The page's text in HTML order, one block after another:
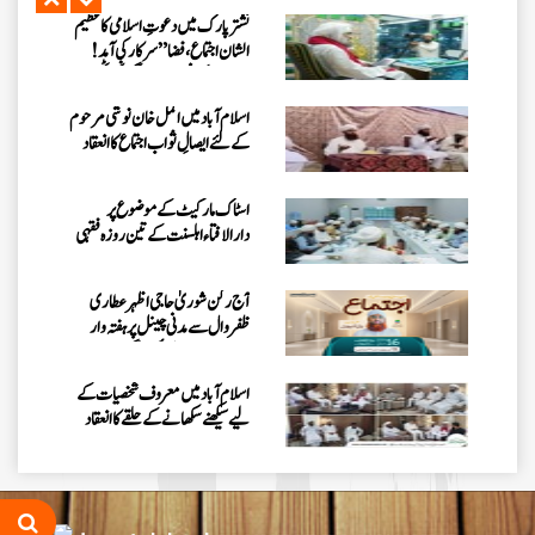
نشتر پارک میں دعوتِ اسلامی کا عظیم
الشان اجتماع، فضا ”سرکار کی آمد !
اسلام آبادمیں اکمل خان نوشی مرحوم
کے لئے ایصالِ ثواب اجتماع کا انعقاد
اسٹاک مارکیٹ کے موضوع پر
دارالافتاء اہلسنت کے تین روزہ فقہی
آج رکن شوریٰ حاجی اظہرعطاری
ظفروال سے مدنی چینل پر ہفتہ وار
اسلام آباد میں معروف شخصیات کے
لیے سیکھنے سکھانے کے حلقے کا انعقاد
کراچی میں ایگریکلچر اینڈ لائیو اسٹاک
سے وابستہ عاشقانِ رسول کا سنتوں